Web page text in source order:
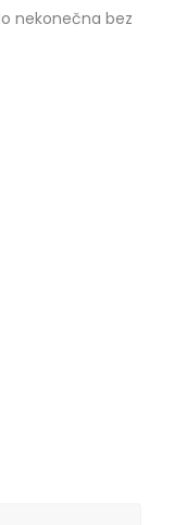
nekonečna bez